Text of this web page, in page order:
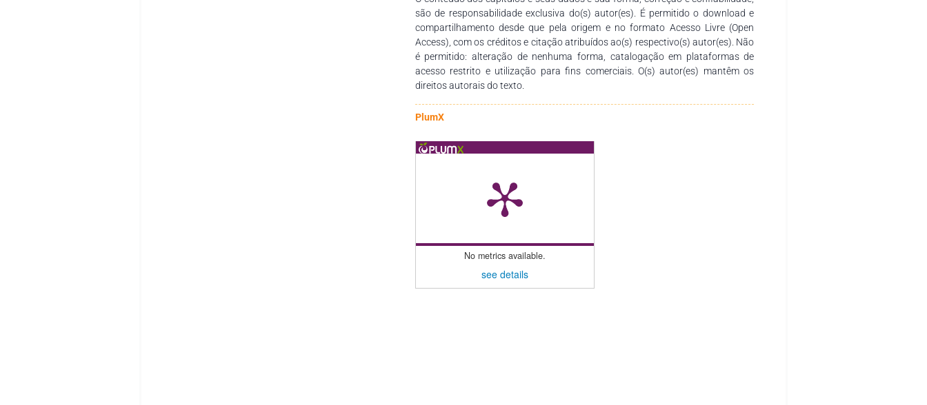
são de responsabilidade exclusiva do(s) autor(es). É permitido o download e
compartilhamento desde que pela origem e no formato Acesso Livre (Open
Access), com os créditos e citação atribuídos ao(s) respectivo(s) autor(es). Não
é permitido: alteração de nenhuma forma, catalogação em plataformas de
acesso restrito e utilização para fins comerciais. O(s) autor(es) mantêm os
direitos autorais do texto.
PlumX
No metrics available.
see details